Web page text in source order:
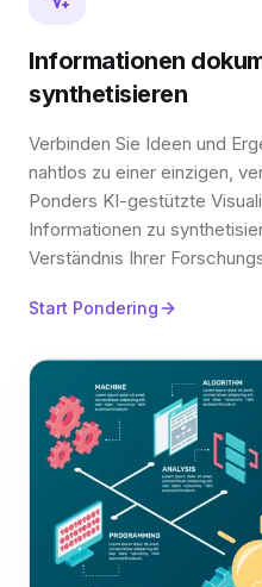
Informationen
synthetisieren
Verbinden Sie Ideen und
nahtlos zu einer einzigen,
Ponders KI-gestützte
Informationen zu
Verständnis Ihrer
Start Pondering